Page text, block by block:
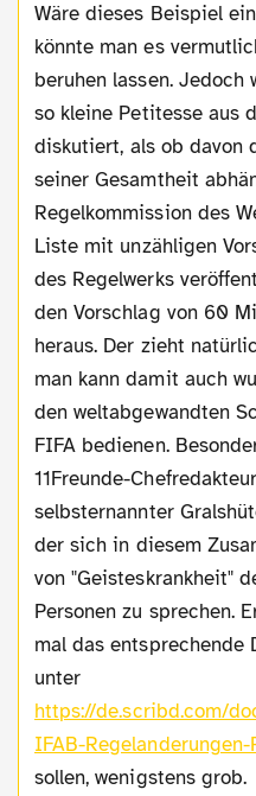
Wäre dieses Beispiel eine einmalige Geschichte,
könnte man es
beruhen lassen.
so kleine Petitesse aus
diskutiert, als ob davon
seiner Gesamtheit
Regelkommission des
Liste mit unzähligen
des Regelwerks
den Vorschlag von 60
heraus. Der zieht
man kann damit auch
den weltabgewandten
FIFA bedienen.
11Freunde-
selbsternannter
der sich in diesem
von "Geisteskrankheit"
Personen zu sprechen.
mal das entsprechende
unter
https://de.scribd.com/
IFAB-
sollen, wenigstens grob.